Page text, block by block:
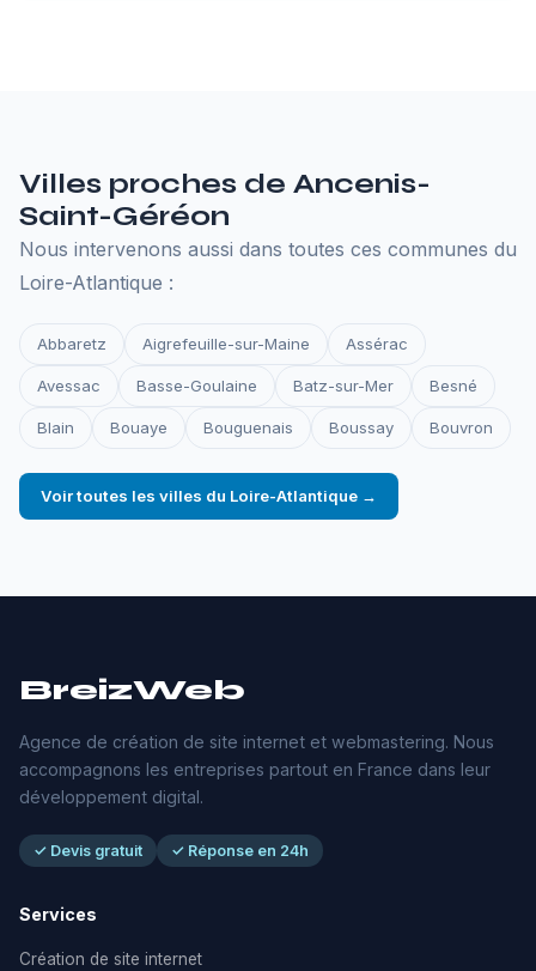
Villes proches de Ancenis-
Saint-Géréon
Nous intervenons aussi dans toutes ces communes du
Loire-Atlantique :
Abbaretz Aigrefeuille-sur-Maine Assérac
Avessac Basse-Goulaine Batz-sur-Mer Besné
Blain Bouaye Bouguenais Boussay Bouvron
Voir toutes les villes du Loire-Atlantique →
BreizWeb
Agence de création de site internet et webmastering. Nous
accompagnons les entreprises partout en France dans leur
développement digital.
✓ Devis gratuit ✓ Réponse en 24h
Services
Création de site internet